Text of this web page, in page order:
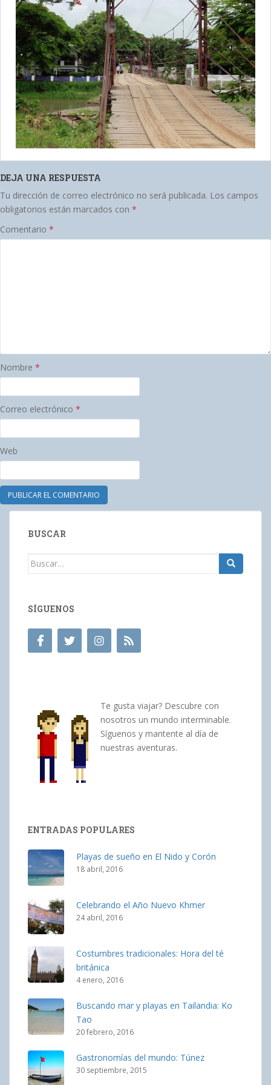
DEJA UNA RESPUESTA
Tu dirección de correo electrónico no será publicada. Los campos
obligatorios están marcados con *
Comentario *
Nombre *
Correo electrónico *
Web
BUSCAR
Buscar:
SÍGUENOS
Te gusta viajar? Descubre con
nosotros un mundo interminable.
Síguenos y mantente al día de
nuestras aventuras.
ENTRADAS POPULARES
Playas de sueño en El Nido y Corón
18 abril, 2016
Celebrando el Año Nuevo Khmer
24 abril, 2016
Costumbres tradicionales: Hora del té
británica
4 enero, 2016
Buscando mar y playas en Tailandia: Ko
Tao
20 febrero, 2016
Gastronomías del mundo: Túnez
30 septiembre, 2015